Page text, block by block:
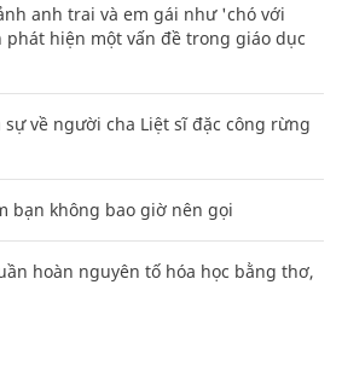
anh trai và em gái như 'chó với
hiện một vấn đề trong giáo dục
sự về người cha Liệt sĩ đặc công rừng
bạn không bao giờ nên gọi
hoàn nguyên tố hóa học bằng thơ,